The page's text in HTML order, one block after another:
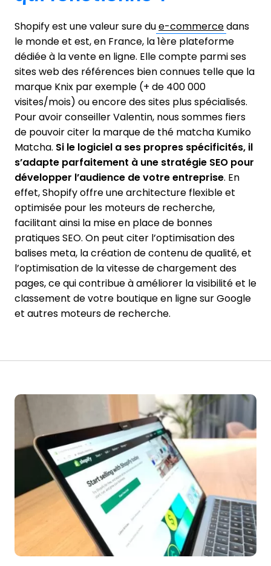
Shopify est une valeur sure due-commercedans
le monde et est, en France, la 1ère plateforme
dédiée à la vente en ligne. Elle compte parmi ses
sites web des références bien connues telle que la
marque Knix par exemple (+ de 400 000
visites/mois) ou encore des sites plus spécialisés.
Pour avoir conseiller Valentin, nous sommes fiers
de pouvoir citer la marque de thé matcha Kumiko
Matcha. Si le logiciel a ses propres spécificités, il
s’adapte parfaitement à une stratégie SEO pour
développer l’audience de votre entreprise. En
effet, Shopify offre une architecture flexible et
optimisée pour les moteurs de recherche,
facilitant ainsi la mise en place de bonnes
pratiques SEO. On peut citer l’optimisation des
balises meta, la création de contenu de qualité, et
l’optimisation de la vitesse de chargement des
pages, ce qui contribue à améliorer la visibilité et le
classement de votre boutique en ligne sur Google
et autres moteurs de recherche.